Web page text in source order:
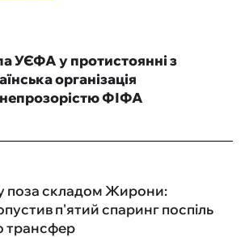
УЄФА у протистоянні з
організація
ФІФА
поза складом Жирони:
п'ятий спаринг поспіль
трансфер